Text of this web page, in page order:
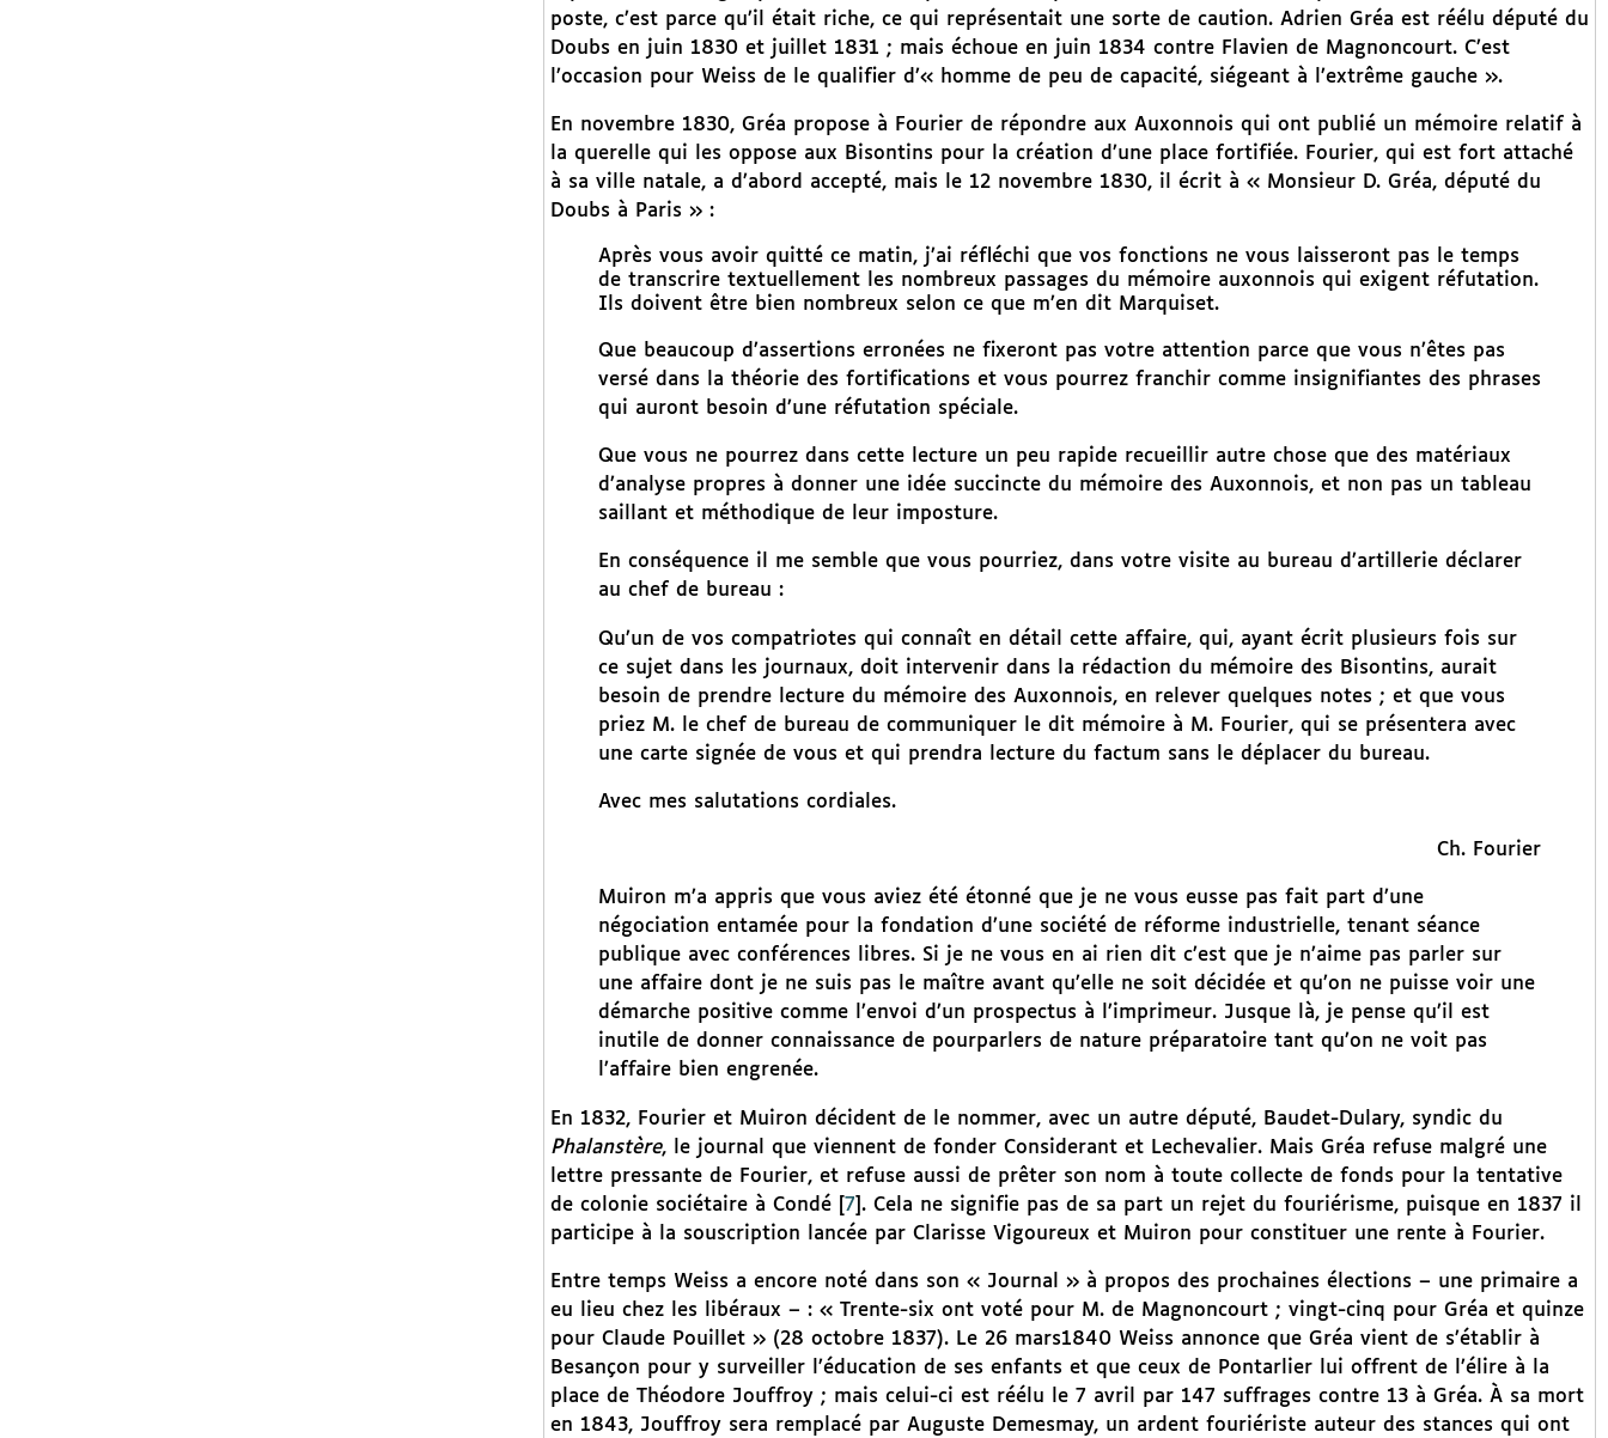
poste, c’est parce qu’il était riche, ce qui représentait une sorte de caution. Adrien Gréa est réélu député du
Doubs en juin 1830 et juillet 1831 ; mais échoue en juin 1834 contre Flavien de Magnoncourt. C’est
l’occasion pour Weiss de le qualifier d’« homme de peu de capacité, siégeant à l’extrême gauche ».
En novembre 1830, Gréa propose à Fourier de répondre aux Auxonnois qui ont publié un mémoire relatif à
la querelle qui les oppose aux Bisontins pour la création d’une place fortifiée. Fourier, qui est fort attaché
à sa ville natale, a d’abord accepté, mais le 12 novembre 1830, il écrit à « Monsieur D. Gréa, député du
Doubs à Paris » :
Après vous avoir quitté ce matin, j’ai réfléchi que vos fonctions ne vous laisseront pas le temps
de transcrire textuellement les nombreux passages du mémoire auxonnois qui exigent réfutation.
Ils doivent être bien nombreux selon ce que m’en dit Marquiset.
Que beaucoup d’assertions erronées ne fixeront pas votre attention parce que vous n’êtes pas
versé dans la théorie des fortifications et vous pourrez franchir comme insignifiantes des phrases
qui auront besoin d’une réfutation spéciale.
Que vous ne pourrez dans cette lecture un peu rapide recueillir autre chose que des matériaux
d’analyse propres à donner une idée succincte du mémoire des Auxonnois, et non pas un tableau
saillant et méthodique de leur imposture.
En conséquence il me semble que vous pourriez, dans votre visite au bureau d’artillerie déclarer
au chef de bureau :
Qu’un de vos compatriotes qui connaît en détail cette affaire, qui, ayant écrit plusieurs fois sur
ce sujet dans les journaux, doit intervenir dans la rédaction du mémoire des Bisontins, aurait
besoin de prendre lecture du mémoire des Auxonnois, en relever quelques notes ; et que vous
priez M. le chef de bureau de communiquer le dit mémoire à M. Fourier, qui se présentera avec
une carte signée de vous et qui prendra lecture du factum sans le déplacer du bureau.
Avec mes salutations cordiales.
Ch. Fourier
Muiron m’a appris que vous aviez été étonné que je ne vous eusse pas fait part d’une
négociation entamée pour la fondation d’une société de réforme industrielle, tenant séance
publique avec conférences libres. Si je ne vous en ai rien dit c’est que je n’aime pas parler sur
une affaire dont je ne suis pas le maître avant qu’elle ne soit décidée et qu’on ne puisse voir une
démarche positive comme l’envoi d’un prospectus à l’imprimeur. Jusque là, je pense qu’il est
inutile de donner connaissance de pourparlers de nature préparatoire tant qu’on ne voit pas
l’affaire bien engrenée.
En 1832, Fourier et Muiron décident de le nommer, avec un autre député, Baudet-Dulary, syndic du
Phalanstère, le journal que viennent de fonder Considerant et Lechevalier. Mais Gréa refuse malgré une
lettre pressante de Fourier, et refuse aussi de prêter son nom à toute collecte de fonds pour la tentative
de colonie sociétaire à Condé[ 7 . Cela ne signifie pas de sa part un rejet du fouriérisme, puisque en 1837 il
participe à la souscription lancée par Clarisse Vigoureux et Muiron pour constituer une rente à Fourier.
Entre temps Weiss a encore noté dans son « Journal » à propos des prochaines élections – une primaire a
eu lieu chez les libéraux – : « Trente-six ont voté pour M. de Magnoncourt ; vingt-cinq pour Gréa et quinze
pour Claude Pouillet » (28 octobre 1837). Le 26 mars1840 Weiss annonce que Gréa vient de s’établir à
Besançon pour y surveiller l’éducation de ses enfants et que ceux de Pontarlier lui offrent de l’élire à la
place de Théodore Jouffroy ; mais celui-ci est réélu le 7 avril par 147 suffrages contre 13 à Gréa. À sa mort
en 1843, Jouffroy sera remplacé par Auguste Demesmay, un ardent fouriériste auteur des stances qui ont